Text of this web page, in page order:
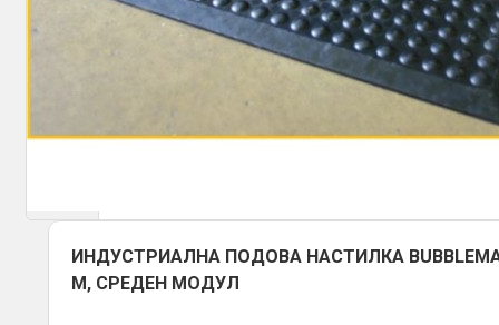
ИНДУСТРИАЛНА ПОДОВА НАСТИЛКА
M, СРЕДЕН МОДУЛ